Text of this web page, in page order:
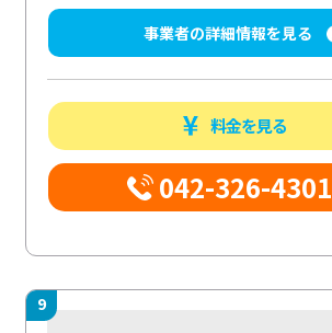
事業者の詳細情報を見る
料金を見る
042-326-4301
9